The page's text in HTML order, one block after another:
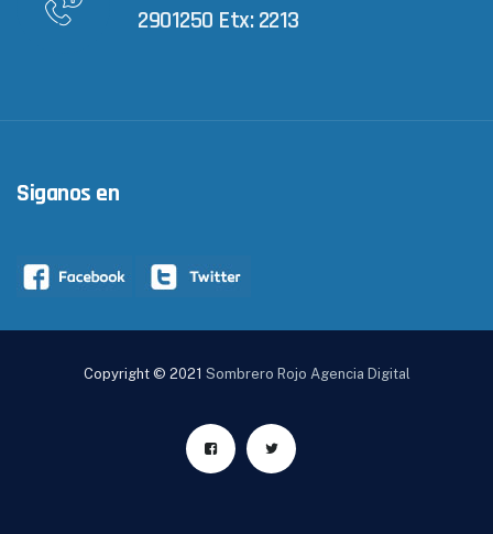
2901250 Etx: 2213
Siganos en
Copyright © 2021 Sombrero Rojo Agencia Digital